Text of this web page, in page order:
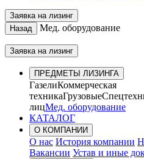
Заявка на лизинг
Назад
Мед. оборудование
Заявка на лизинг
ПРЕДМЕТЫ ЛИЗИНГА
ГазелиКоммерческая
техникаГрузовые
лицМед. оборудование
КАТАЛОГ
О КОМПАНИИ
О нас История компании
Вакансии Устав и иные